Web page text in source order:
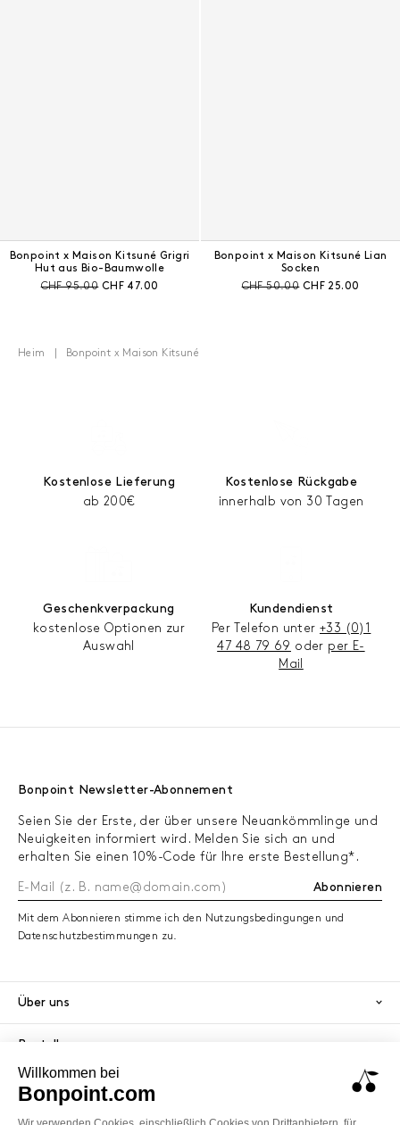
Bonpoint x Maison Kitsuné Grigri
Hut aus Bio-Baumwolle
Preis vor Rabatt:
CHF 95.00 Aktueller Preis:
CHF 47.00
Bonpoint x Maison Kitsuné Lian
Socken
Preis vor Rabatt:
CHF 50.00 Aktueller Preis:
CHF 25.00
Heim Bonpoint x Maison Kitsuné
Kostenlose Lieferung
ab 200€
Kostenlose Rückgabe
innerhalb von 30 Tagen
Geschenkverpackung
kostenlose Optionen zur
Auswahl
Kundendienst
Per Telefon unter +33 (0)1
47 48 79 69 oder per E-
Mail
Bonpoint Newsletter-Abonnement
Seien Sie der Erste, der über unsere Neuankömmlinge und
Neuigkeiten informiert wird. Melden Sie sich an und
erhalten Sie einen 10%-Code für Ihre erste Bestellung*.
Abonnieren
Mit dem Abonnieren stimme ich den Nutzungsbedingungen und
Datenschutzbestimmungen zu.
Über uns
Bestellungen
Dienstleistungen